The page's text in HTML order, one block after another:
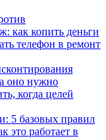
как копить деньги
телефон в ремонт
оно нужно
когда целей
5 базовых правил
это работает в